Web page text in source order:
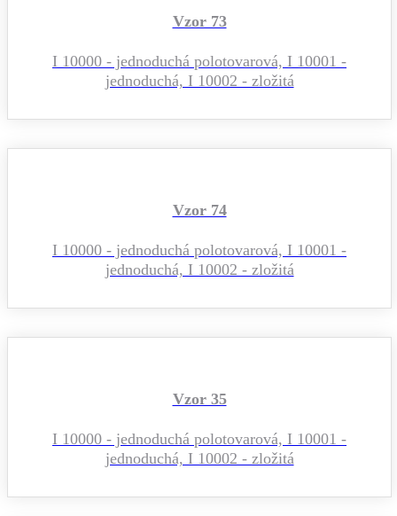
Vzor 73
I 10000 - jednoduchá polotovarová, I 10001 -
jednoduchá, I 10002 - zložitá
Vzor 74
I 10000 - jednoduchá polotovarová, I 10001 -
jednoduchá, I 10002 - zložitá
Vzor 35
I 10000 - jednoduchá polotovarová, I 10001 -
jednoduchá, I 10002 - zložitá